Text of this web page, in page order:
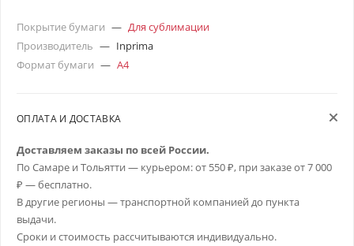
Покрытие бумаги — Для сублимации
Производитель — Inprima
Формат бумаги — А4
ОПЛАТА И ДОСТАВКА
Доставляем заказы по всей России.
По Самаре и Тольятти — курьером: от 550 ₽, при заказе от 7 000
₽ — бесплатно.
В другие регионы — транспортной компанией до пункта
выдачи.
Сроки и стоимость рассчитываются индивидуально.